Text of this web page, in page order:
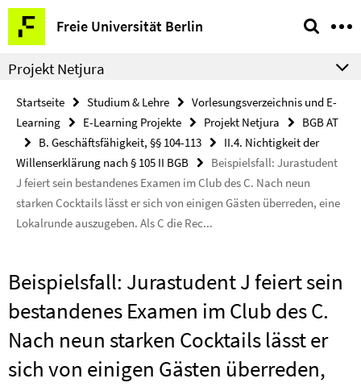
Springe
direkt
zu
Inhalt
Freie Universität Berlin
Service-
Navigation
Projekt Netjura
Startseite Studium & Lehre
Vorlesungsverzeichnis und E-
Learning
E-Learning Projekte Projekt Netjura
BGB AT
B. Geschäftsfähigkeit, §§ 104-113
II.4. Nichtigkeit der
Willenserklärung nach § 105 II BGB
Beispielsfall: Jurastudent
J feiert sein bestandenes Examen im Club des C. Nach neun
starken Cocktails lässt er sich von einigen Gästen überreden, eine
Lokalrunde auszugeben. Als C die Rec...
Beispielsfall: Jurastudent J feiert sein
bestandenes Examen im Club des C.
Nach neun starken Cocktails lässt er
sich von einigen Gästen überreden,